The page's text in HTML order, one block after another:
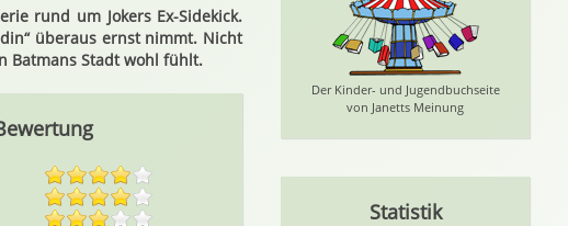
rund um Jokers Ex-Sidekick.
überaus ernst nimmt. Nicht
Batmans Stadt wohl fühlt.
Der Kinder- und Jugendbuchseite
von Janetts Meinung
Statistik